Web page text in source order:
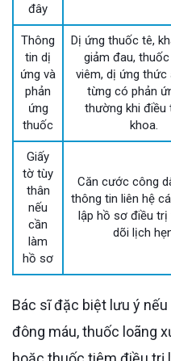
đây
Thông
tin dị
ứng và
phản
ứng
thuốc
Dị ứng thuốc tê,
giảm đau, thuốc
viêm, dị ứng thức
từng có phản
thường khi điều
khoa.
Giấy
tờ tùy
thân
nếu
cần
làm
hồ sơ
Căn cước công
thông tin liên hệ
lập hồ sơ điều trị
dõi lịch
Bác sĩ đặc biệt lưu ý nếu Cô đang dùng thuốc chống
đông máu, thuốc loãng